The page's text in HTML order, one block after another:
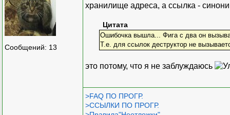
Сообщений: 13
хранилище адреса, а ссылка -
Цитата
Ошибочка вышла... Фига с два он
Т.е. для ссылок деструктор не
это потому, что я не заблуждаюсь
>FAQ ПО ПРОГР.
>ССЫЛКИ ПО ПРОГР.